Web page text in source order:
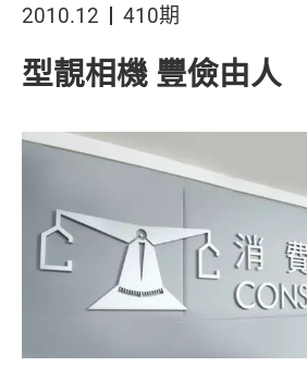
2010.12 410期
型靚相機 豐儉由人